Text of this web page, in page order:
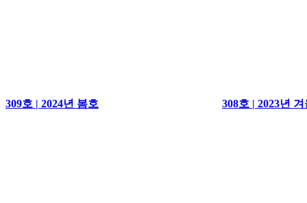
309호 | 2024년 봄호 308호 | 2023년